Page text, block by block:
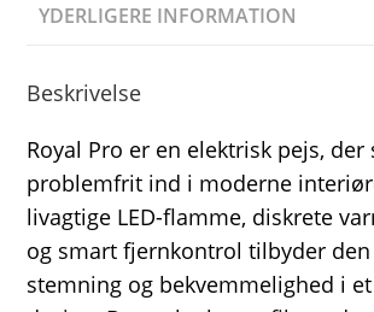
YDERLIGERE INFORMATION
Beskrivelse
Royal Pro er en elektrisk pejs, der
problemfrit ind i moderne
livagtige LED-flamme, diskrete
og smart fjernkontrol tilbyder
stemning og bekvemmelighed i